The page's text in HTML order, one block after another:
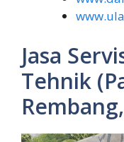
Jasa
Tehnik